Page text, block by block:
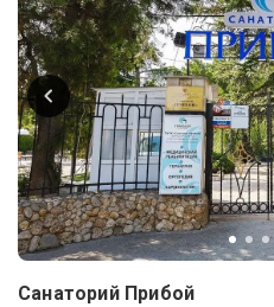
Санаторий Прибой